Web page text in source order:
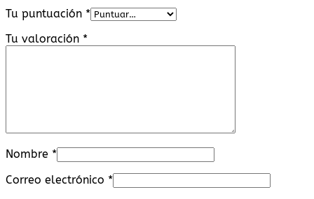
Tu puntuación *
Tu valoración *
Nombre *
Correo electrónico *